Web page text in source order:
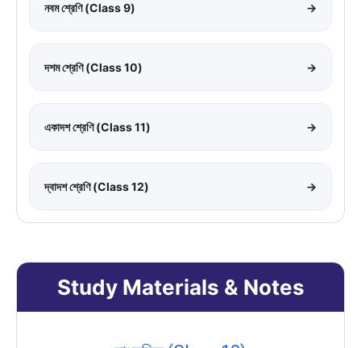
নবম শ্রেণি (Class 9) →
দশম শ্রেণি (Class 10) →
একাদশ শ্রেণি (Class 11) →
দ্বাদশ শ্রেণি (Class 12) →
Study Materials & Notes